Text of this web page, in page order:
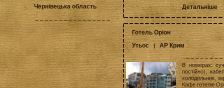
Чернівецька область
Детальніше
Готель Оріон
Утьос
| АР Крим
В номерах:
постійно),
холодильник,
Кафе готелю